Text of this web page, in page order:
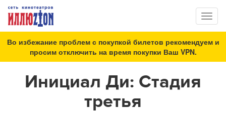
Во избежание проблем с покупкой билетов рекомендуем и
просим отключить на время покупки Ваш VPN.
Инициал Ди: Стадия
третья